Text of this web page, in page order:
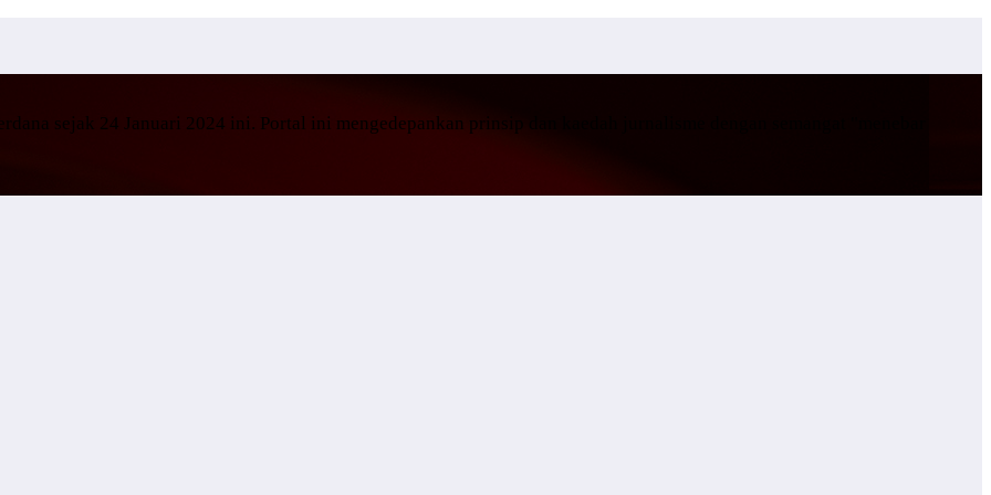
sejak 24 Januari 2024 ini. Portal ini mengedepankan prinsip dan kaedah jurnalisme dengan semangat "menebar